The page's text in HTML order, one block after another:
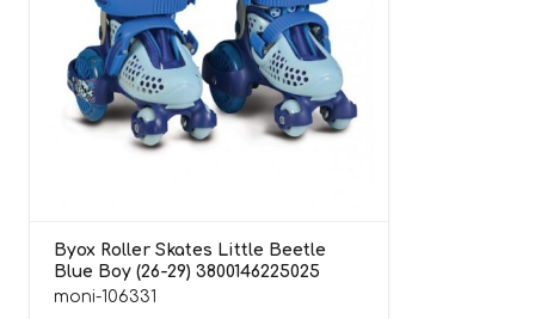
Byox Roller Skates Little Beetle
Blue Boy (26-29) 3800146225025
moni-106331